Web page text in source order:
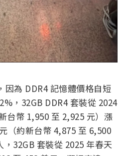
因為 DDR4 記憶體價格自短
，32GB DDR4 套裝從 2024
台幣 1,950 至 2,925 元）漲
（約新台幣 4,875 至 6,500
32GB 套裝從 2025 年春天